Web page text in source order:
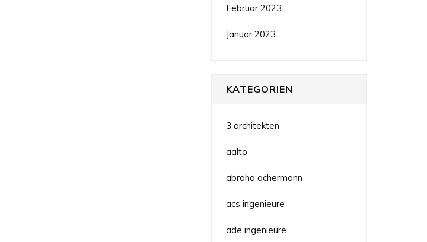
Februar 2023
Januar 2023
KATEGORIEN
3 architekten
aalto
abraha achermann
acs ingenieure
ade ingenieure